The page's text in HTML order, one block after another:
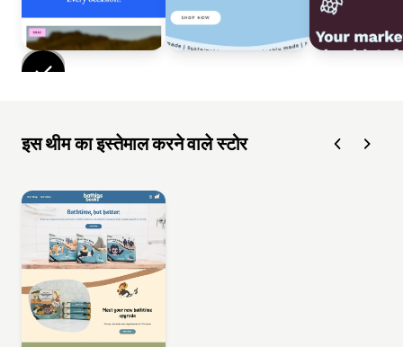
इस थीम का इस्तेमाल करने वाले स्टोर